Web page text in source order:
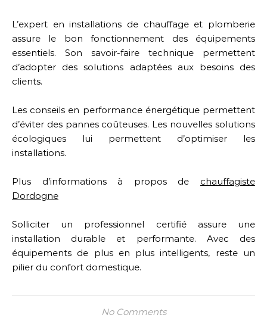
L’expert en installations de chauffage et plomberie
assure le bon fonctionnement des équipements
essentiels. Son savoir-faire technique permettent
d’adopter des solutions adaptées aux besoins des
clients.
Les conseils en performance énergétique permettent
d’éviter des pannes coûteuses. Les nouvelles solutions
écologiques lui permettent d’optimiser les
installations.
Plus d’informations à propos de chauffagiste
Dordogne
Solliciter un professionnel certifié assure une
installation durable et performante. Avec des
équipements de plus en plus intelligents, reste un
pilier du confort domestique.
No Comments